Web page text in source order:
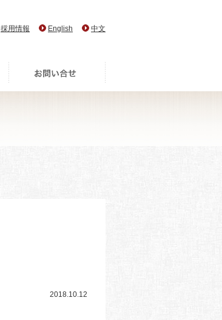
採用情報 English 中文
2018.10.12